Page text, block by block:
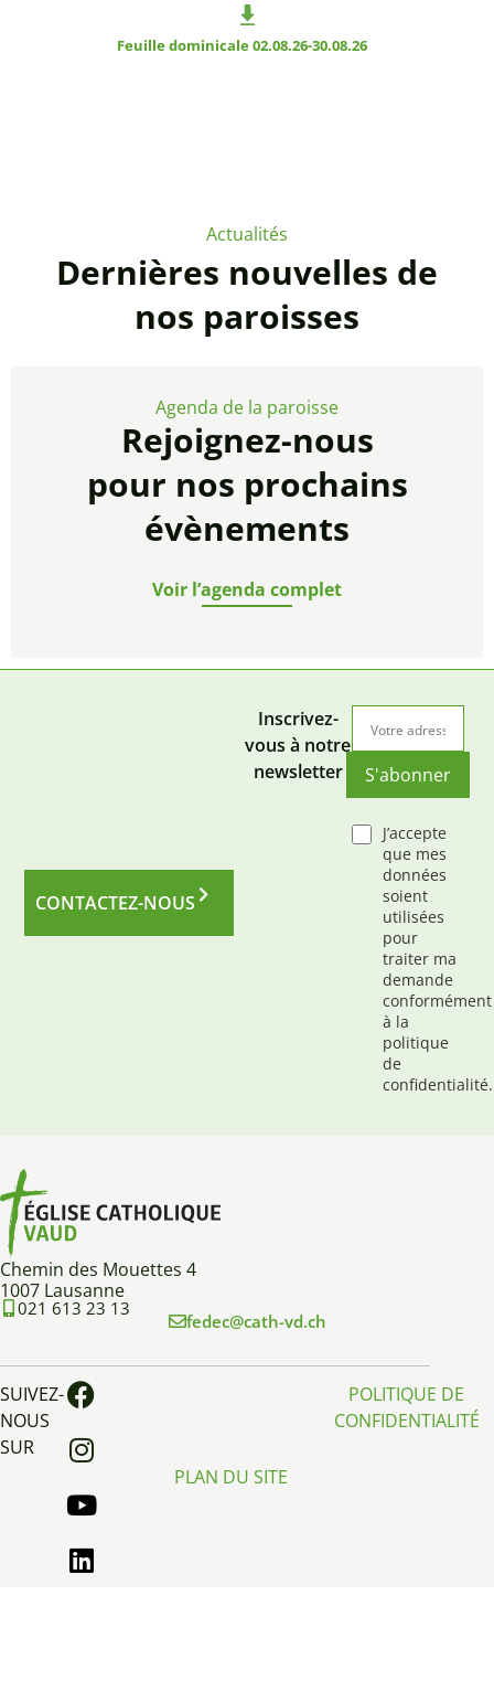
Feuille dominicale 02.08.26-30.08.26
Actualités
Dernières nouvelles de
nos paroisses
Agenda de la paroisse
Rejoignez-nous
pour nos prochains
évènements
Voir l’agenda complet
CONTACTEZ-NOUS
Inscrivez-
vous à notre
newsletter
S'abonner
J’accepte
que mes
données
soient
utilisées
pour
traiter ma
demande
conformément
à la
politique
de
confidentialité.
Chemin des Mouettes 4
1007 Lausanne
021 613 23 13
fedec@cath-vd.ch
SUIVEZ-
NOUS
SUR
PLAN DU SITE
POLITIQUE DE
CONFIDENTIALITÉ